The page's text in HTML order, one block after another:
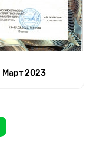
Март 2023